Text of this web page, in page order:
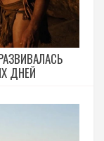
ДНЕЙ